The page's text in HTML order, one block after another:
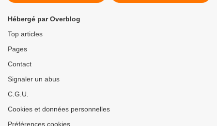
Hébergé par Overblog
Top articles
Pages
Contact
Signaler un abus
C.G.U.
Cookies et données personnelles
Préférences cookies